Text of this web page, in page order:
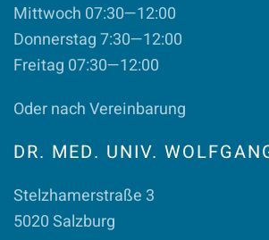
Mittwoch 07:30—12:00
Donnerstag 7:30—12:00
Freitag 07:30—12:00
Oder nach Vereinbarung
DR. MED. UNIV.
Stelzhamerstraße 3
5020 Salzburg